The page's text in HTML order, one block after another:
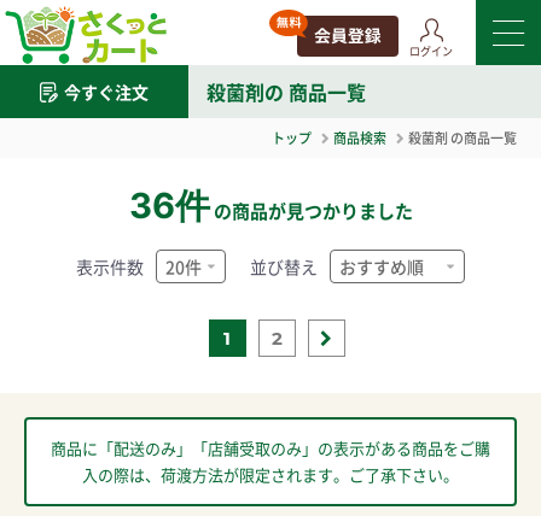
ログイン
今すぐ注文 殺菌剤の 商品一覧
トップ 商品検索 殺菌剤 の商品一覧
36件 の商品が見つかりました
1 2
表示件数 並び替え
商品に「配送のみ」「店舗受取のみ」の表示がある商品をご購
入の際は、荷渡方法が限定されます。ご了承下さい。